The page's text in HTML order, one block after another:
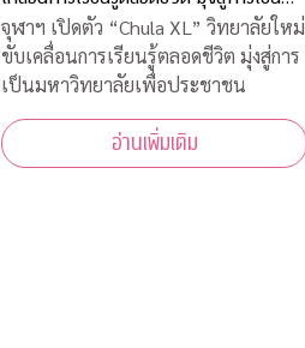
มหาวิทยาลัยเพื่อประชาชน
จุฬาฯ เปิดตัว “Chula XL” วิทยาลัยใหม่
ขับเคลื่อนการเรียนรู้ตลอดชีวิต มุ่งสู่การ
เป็นมหาวิทยาลัยเพื่อประชาชน
อ่านเพิ่มเติม